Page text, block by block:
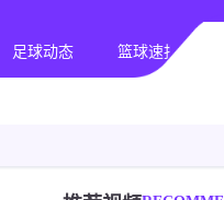
足球动态 篮球速报